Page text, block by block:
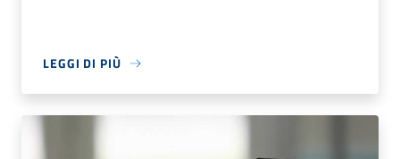
LEGGI DI PIÙ